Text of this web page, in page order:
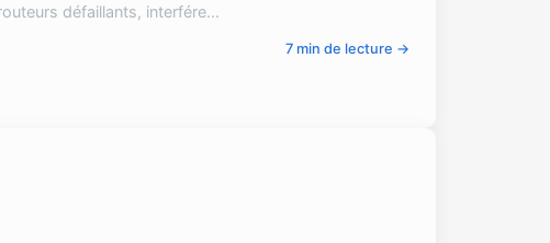
défaillants, interfére...
7 min de lecture →